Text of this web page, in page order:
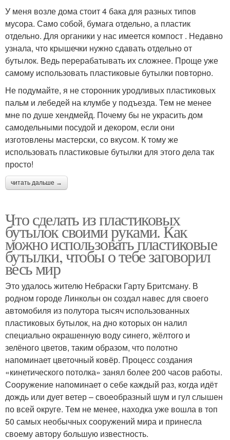
У меня возле дома стоит 4 бака для разных типов
мусора. Само собой, бумага отдельно, а пластик
отдельно. Для органики у нас имеется компост . Недавно
узнала, что крышечки нужно сдавать отдельно от
бутылок. Ведь перерабатывать их сложнее. Проще уже
самому использовать пластиковые бутылки повторно.
Не подумайте, я не сторонник уродливых пластиковых
пальм и лебедей на клумбе у подъезда. Тем не менее
мне по душе хендмейд. Почему бы не украсить дом
самодельными посудой и декором, если они
изготовлены мастерски, со вкусом. К тому же
использовать пластиковые бутылки для этого дела так
просто!
читать дальше →
Что сделать из пластиковых
бутылок своими руками. Как
можно использовать пластиковые
бутылки, чтобы о тебе заговорил
весь мир
Это удалось жителю Небраски Гарту Бритсману. В
родном городе Линкольн он создал навес для своего
автомобиля из полутора тысяч использованных
пластиковых бутылок, на дно которых он налил
специально окрашенную воду синего, жёлтого и
зелёного цветов, таким образом, что полотно
напоминает цветочный ковёр. Процесс создания
«кинетического потолка» занял более 200 часов работы.
Сооружение напоминает о себе каждый раз, когда идёт
дождь или дует ветер – своеобразный шум и гул слышен
по всей округе. Тем не менее, находка уже вошла в топ
50 самых необычных сооружений мира и принесла
своему автору большую известность.